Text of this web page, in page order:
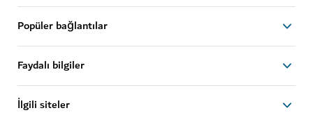
Popüler bağlantılar
Faydalı bilgiler
İlgili siteler